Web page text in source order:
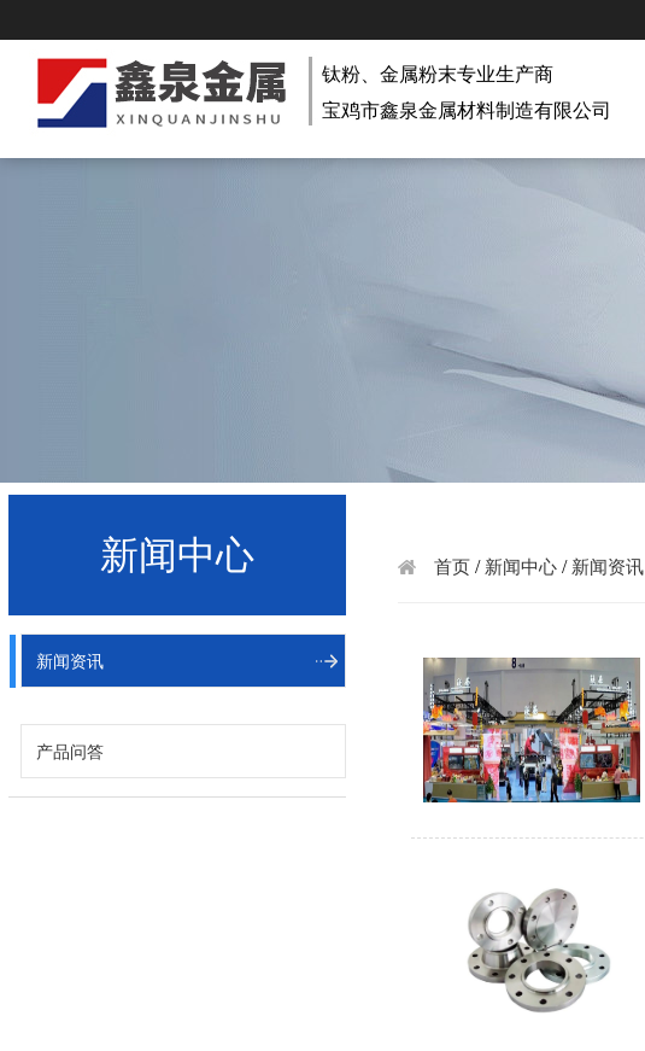
钛粉、金属粉末专业生产商
宝鸡市鑫泉金属材料制造有限公司
新闻中心
新闻资讯
产品问答
首页 / 新闻中心 / 新闻资讯